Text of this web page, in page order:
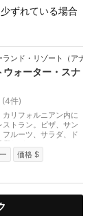
ずれている場合
ンド・リゾート（アナ
ウォーター・スナ
(4件)
カリフォルニアン内に
ストラン。ピザ、サン
フルーツ、サラダ、ド
貨など...
価格 $